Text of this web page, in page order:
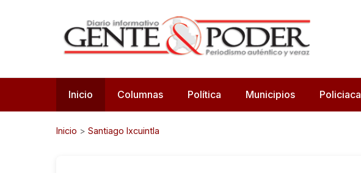
Inicio Columnas Política Municipios Policiaca
Inicio > Santiago Ixcuintla